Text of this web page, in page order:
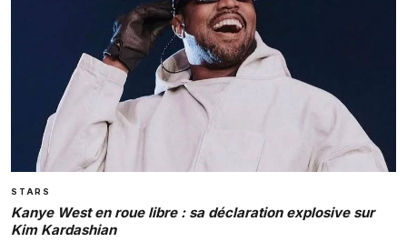
STARS
Kanye West en roue libre : sa déclaration explosive sur
Kim Kardashian